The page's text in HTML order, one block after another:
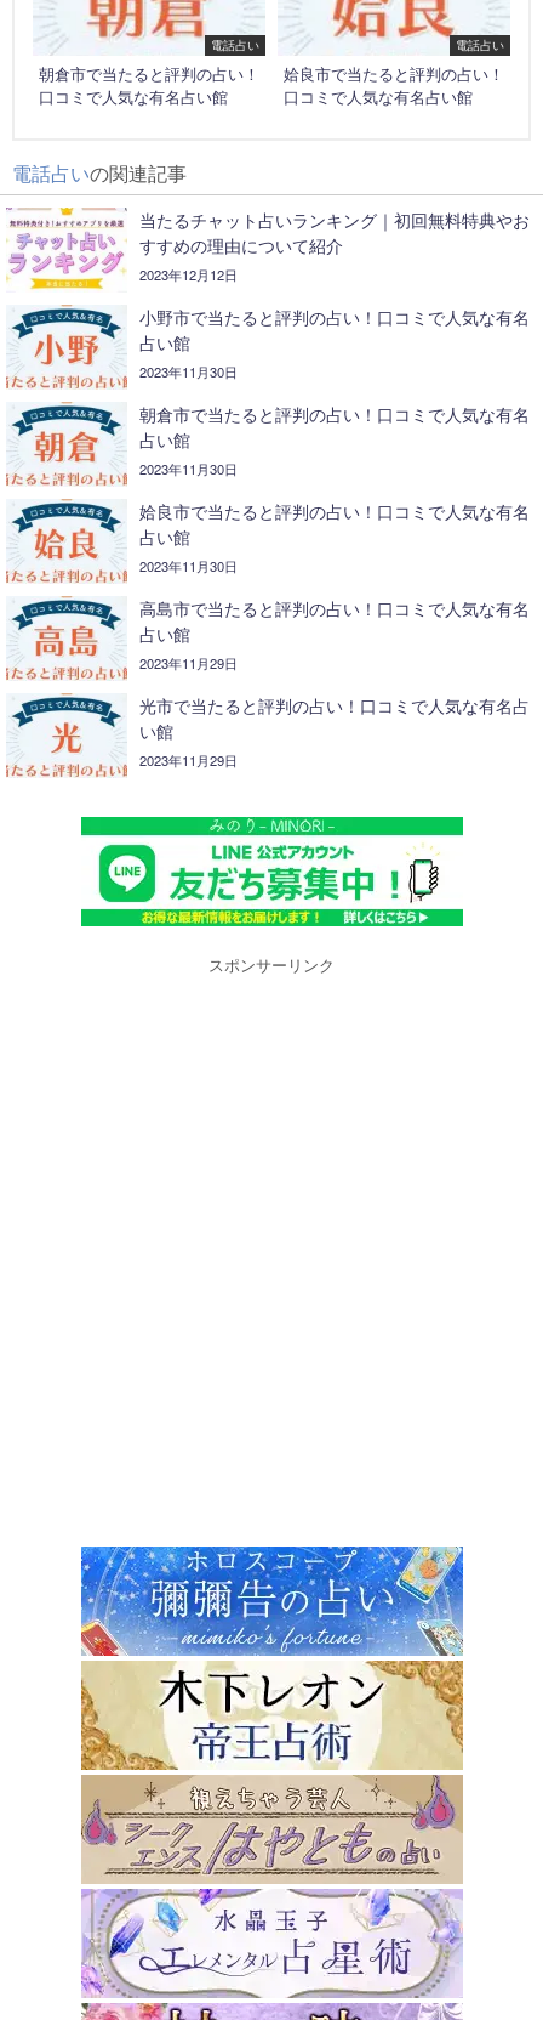
電話占い
朝倉市で当たると評判の占い！
口コミで人気な有名占い館
電話占い
姶良市で当たると評判の占い！
口コミで人気な有名占い館
電話占いの関連記事
当たるチャット占いランキング｜初回無料特典やお
すすめの理由について紹介
2023年12月12日
小野市で当たると評判の占い！口コミで人気な有名
占い館
2023年11月30日
朝倉市で当たると評判の占い！口コミで人気な有名
占い館
2023年11月30日
姶良市で当たると評判の占い！口コミで人気な有名
占い館
2023年11月30日
高島市で当たると評判の占い！口コミで人気な有名
占い館
2023年11月29日
光市で当たると評判の占い！口コミで人気な有名占
い館
2023年11月29日
スポンサーリンク